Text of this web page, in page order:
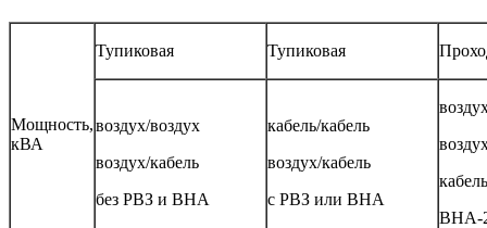
Мощность,
кВА
Тупиковая Тупиковая
воздух/воздух
воздух/кабель
без РВЗ и ВНА
кабель/кабель
воздух/кабель
с РВЗ или ВНА
ВНА-